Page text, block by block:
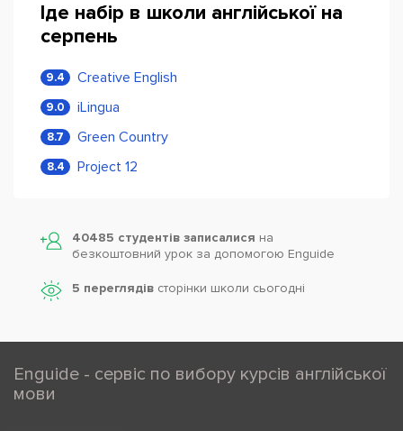
Іде набір в школи англійської на
серпень
9.4 Creative English
9.0 iLingua
8.7 Green Country
8.4 Project 12
40485 студентів записалися на
безкоштовний урок за допомогою Enguide
5 переглядів сторінки школи cьогодні
Enguide - сервіс по вибору курсів англійської
мови